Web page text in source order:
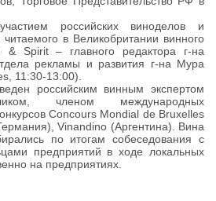
российских виноделов и
читаемого в Великобритании винного
Spirit – главного редактора г-на
рекламы и развития г-на Мура
11:30-13:00).
российским винным экспертом
членом международных
Concours Mondial de Bruxelles
Vinandino (Аргентина). Вина
по итогам собеседования с
предприятий в ходе локальных
на предприятиях.